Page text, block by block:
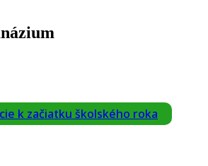
k začiatku školského roka